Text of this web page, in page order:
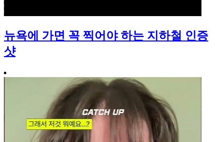
뉴욕에 가면 꼭 찍어야 하는 지하철 인증
샷